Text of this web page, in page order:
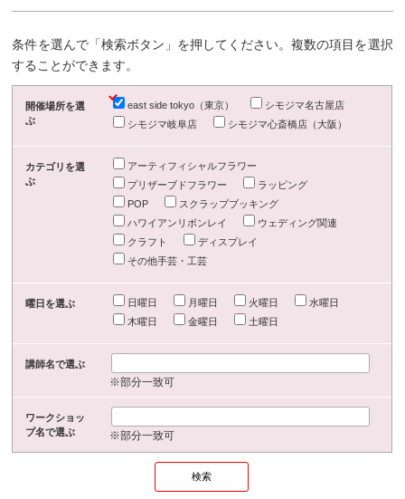
条件を選んで「検索ボタン」を押してください。複数の項目を選択
することができます。
開催場所を選
ぶ
east side tokyo（東京）
シモジマ名古屋店
シモジマ岐阜店
シモジマ心斎橋店（大阪）
カテゴリを選
ぶ
アーティフィシャルフラワー
プリザーブドフラワー
ラッピング
POP
スクラップブッキング
ハワイアンリボンレイ
ウェディング関連
クラフト
ディスプレイ
その他手芸・工芸
曜日を選ぶ 日曜日 月曜日 火曜日
水曜日
木曜日
金曜日 土曜日
講師名で選ぶ
※部分一致可
ワークショッ
プ名で選ぶ
※部分一致可